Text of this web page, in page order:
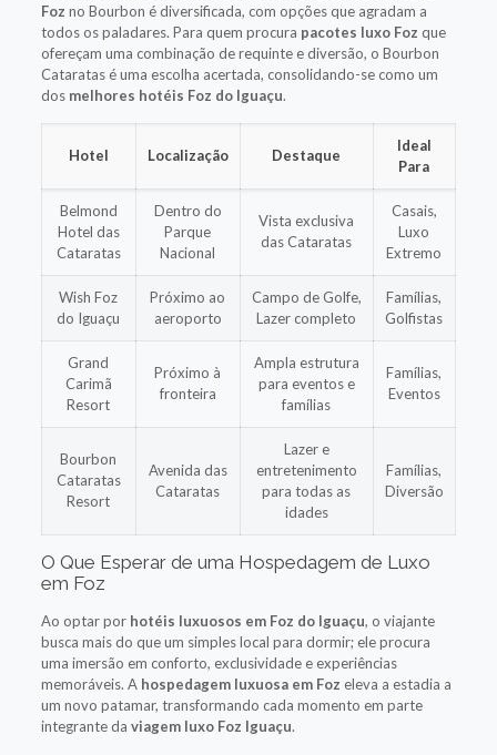
Foz no Bourbon é diversificada, com opções que agradam a
todos os paladares. Para quem procura pacotes luxo Foz que
ofereçam uma combinação de requinte e diversão, o Bourbon
Cataratas é uma escolha acertada, consolidando-se como um
dos melhores hotéis Foz do Iguaçu.
Hotel Localização Destaque
Ideal
Para
Belmond
Hotel das
Cataratas
Dentro do
Parque
Nacional
Vista exclusiva
das Cataratas
Casais,
Luxo
Extremo
Wish Foz
do Iguaçu
Próximo ao
aeroporto
Campo de Golfe,
Lazer completo
Famílias,
Golfistas
Grand
Carimã
Resort
Próximo à
fronteira
Ampla estrutura
para eventos e
famílias
Famílias,
Eventos
Bourbon
Cataratas
Resort
Avenida das
Cataratas
Lazer e
entretenimento
para todas as
idades
Famílias,
Diversão
O Que Esperar de uma Hospedagem de Luxo
em Foz
Ao optar por hotéis luxuosos em Foz do Iguaçu, o viajante
busca mais do que um simples local para dormir; ele procura
uma imersão em conforto, exclusividade e experiências
memoráveis. A hospedagem luxuosa em Foz eleva a estadia a
um novo patamar, transformando cada momento em parte
integrante da viagem luxo Foz Iguaçu.